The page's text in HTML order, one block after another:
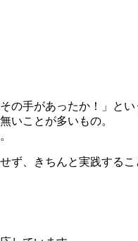
の手があったか！」とい
いことが多いもの。
ず、きちんと実践するこ